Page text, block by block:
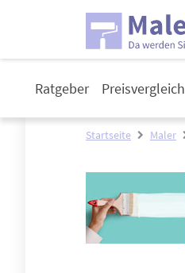
Ratgeber Preisvergleich
Startseite Maler